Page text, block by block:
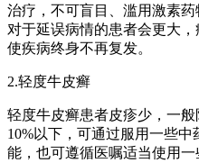
治疗，不可盲目、滥用激素
对于延误病情的患者会更大
使疾病终身不再复发。
2.轻度牛皮癣
轻度牛皮癣患者皮疹少，一
10%以下，可通过服用一些
能，也可遵循医嘱适当使用